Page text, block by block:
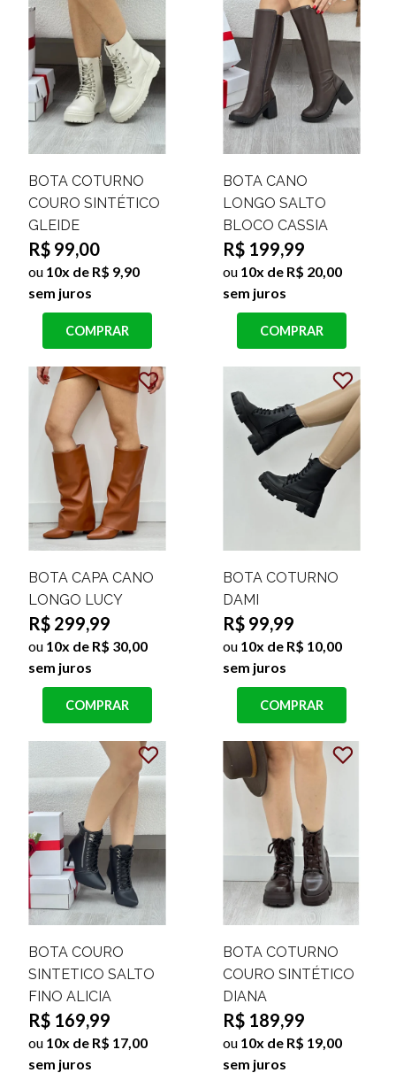
BOTA COTURNO
COURO SINTÉTICO
GLEIDE
R$ 99,00
ou 10x de R$ 9,90
sem juros
COMPRAR
BOTA CANO
LONGO SALTO
BLOCO CASSIA
R$ 199,99
ou 10x de R$ 20,00
sem juros
COMPRAR
BOTA CAPA CANO
LONGO LUCY
R$ 299,99
ou 10x de R$ 30,00
sem juros
COMPRAR
BOTA COTURNO
DAMI
R$ 99,99
ou 10x de R$ 10,00
sem juros
COMPRAR
BOTA COURO
SINTETICO SALTO
FINO ALICIA
R$ 169,99
ou 10x de R$ 17,00
sem juros
BOTA COTURNO
COURO SINTÉTICO
DIANA
R$ 189,99
ou 10x de R$ 19,00
sem juros